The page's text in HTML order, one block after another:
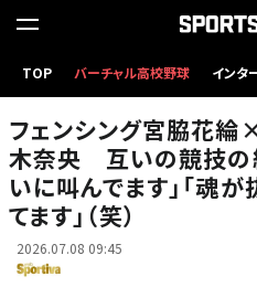
TOP バーチャル高校野球 インタ
フェンシング宮脇花綸
木奈央 互いの競技の
いに叫んでます」「魂
てます」（笑）
2026.07.08 09:45